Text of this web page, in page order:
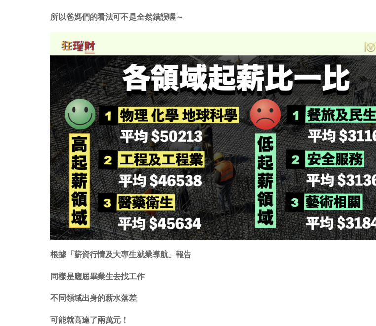
所以爸媽們的看法可不是全然錯誤喔～
根據「薪資行情及大專生就業導航」報告
同樣是應屆畢業生去找工作
不同領域出身的薪水落差
可能就高達了兩萬元！